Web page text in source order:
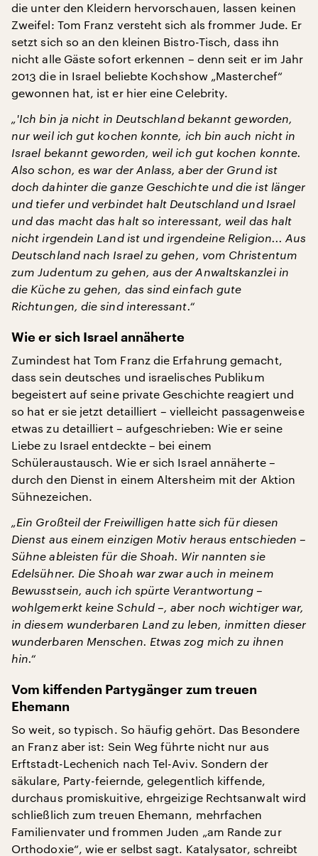
die unter den Kleidern hervorschauen, lassen keinen
Zweifel: Tom Franz versteht sich als frommer Jude. Er
setzt sich so an den kleinen Bistro-Tisch, dass ihn
nicht alle Gäste sofort erkennen – denn seit er im Jahr
2013 die in Israel beliebte Kochshow „Masterchef“
gewonnen hat, ist er hier eine Celebrity.
„'Ich bin ja nicht in Deutschland bekannt geworden,
nur weil ich gut kochen konnte, ich bin auch nicht in
Israel bekannt geworden, weil ich gut kochen konnte.
Also schon, es war der Anlass, aber der Grund ist
doch dahinter die ganze Geschichte und die ist länger
und tiefer und verbindet halt Deutschland und Israel
und das macht das halt so interessant, weil das halt
nicht irgendein Land ist und irgendeine Religion... Aus
Deutschland nach Israel zu gehen, vom Christentum
zum Judentum zu gehen, aus der Anwaltskanzlei in
die Küche zu gehen, das sind einfach gute
Richtungen, die sind interessant.“
Wie er sich Israel annäherte
Zumindest hat Tom Franz die Erfahrung gemacht,
dass sein deutsches und israelisches Publikum
begeistert auf seine private Geschichte reagiert und
so hat er sie jetzt detailliert – vielleicht passagenweise
etwas zu detailliert – aufgeschrieben: Wie er seine
Liebe zu Israel entdeckte – bei einem
Schüleraustausch. Wie er sich Israel annäherte –
durch den Dienst in einem Altersheim mit der Aktion
Sühnezeichen.
„Ein Großteil der Freiwilligen hatte sich für diesen
Dienst aus einem einzigen Motiv heraus entschieden –
Sühne ableisten für die Shoah. Wir nannten sie
Edelsühner. Die Shoah war zwar auch in meinem
Bewusstsein, auch ich spürte Verantwortung –
wohlgemerkt keine Schuld –, aber noch wichtiger war,
in diesem wunderbaren Land zu leben, inmitten dieser
wunderbaren Menschen. Etwas zog mich zu ihnen
hin.“
Vom kiffenden Partygänger zum treuen
Ehemann
So weit, so typisch. So häufig gehört. Das Besondere
an Franz aber ist: Sein Weg führte nicht nur aus
Erftstadt-Lechenich nach Tel-Aviv. Sondern der
säkulare, Party-feiernde, gelegentlich kiffende,
durchaus promiskuitive, ehrgeizige Rechtsanwalt wird
schließlich zum treuen Ehemann, mehrfachen
Familienvater und frommen Juden „am Rande zur
Orthodoxie“, wie er selbst sagt. Katalysator, schreibt